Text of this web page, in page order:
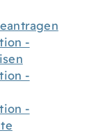
-
-
-